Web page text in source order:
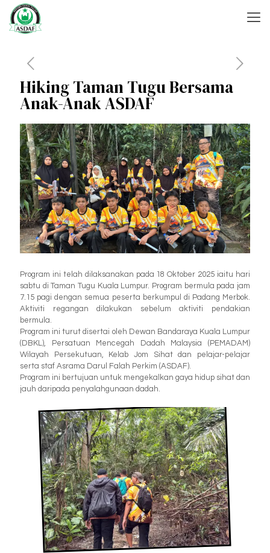
Hiking Taman Tugu Bersama
Anak-Anak ASDAF
Program ini telah dilaksanakan pada 18 Oktober 2025 iaitu hari
sabtu di Taman Tugu Kuala Lumpur. Program bermula pada jam
7.15 pagi dengan semua peserta berkumpul di Padang Merbok.
Aktiviti regangan dilakukan sebelum aktiviti pendakian
bermula.
Program ini turut disertai oleh Dewan Bandaraya Kuala Lumpur
(DBKL), Persatuan Mencegah Dadah Malaysia (PEMADAM)
Wilayah Persekutuan, Kelab Jom Sihat dan pelajar-pelajar
serta staf Asrama Darul Falah Perkim (ASDAF).
Program ini bertujuan untuk mengekalkan gaya hidup sihat dan
jauh daripada penyalahgunaan dadah.